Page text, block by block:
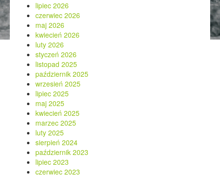
lipiec 2026
czerwiec 2026
maj 2026
kwiecień 2026
luty 2026
styczeń 2026
listopad 2025
październik 2025
wrzesień 2025
lipiec 2025
maj 2025
kwiecień 2025
marzec 2025
luty 2025
sierpień 2024
październik 2023
lipiec 2023
czerwiec 2023